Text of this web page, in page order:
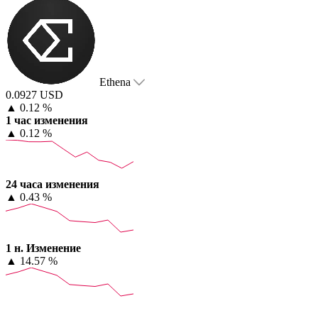
Ethena
0.0927 USD
▲ 0.12 %
1 час изменения
▲ 0.12 %
24 часа изменения
▲ 0.43 %
1 н. Изменение
▲ 14.57 %